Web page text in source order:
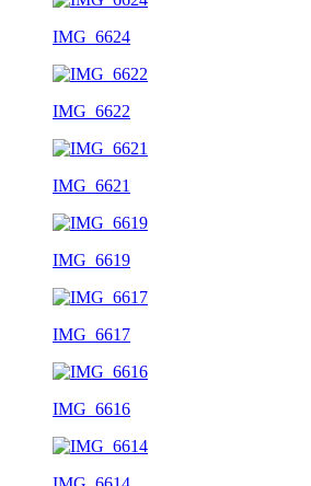
IMG_6624
IMG_6622
IMG_6621
IMG_6619
IMG_6617
IMG_6616